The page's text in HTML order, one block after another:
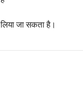
जा सकता है।